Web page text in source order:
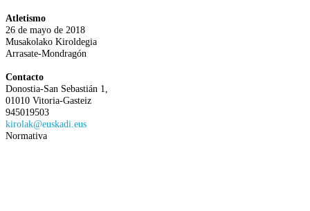
Atletismo
26 de mayo de 2018
Musakolako Kiroldegia
Arrasate-Mondragón
Contacto
Donostia-San Sebastián 1,
01010 Vitoria-Gasteiz
945019503
kirolak@euskadi.eus
Normativa